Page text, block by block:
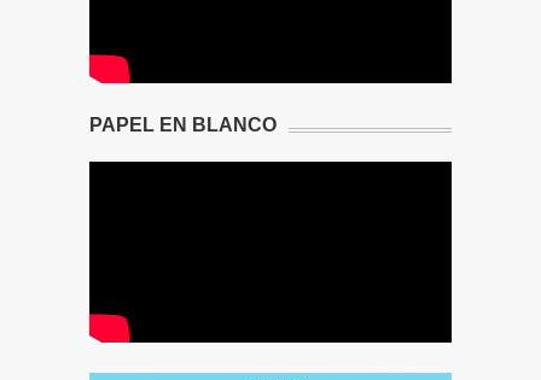
PAPEL EN BLANCO